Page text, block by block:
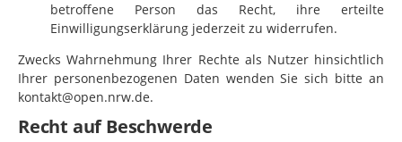
betroffene Person das Recht, ihre erteilte
Einwilligungserklärung jederzeit zu widerrufen.
Zwecks Wahrnehmung Ihrer Rechte als Nutzer hinsichtlich
Ihrer personenbezogenen Daten wenden Sie sich bitte an
kontakt@open.nrw.de.
Recht auf Beschwerde